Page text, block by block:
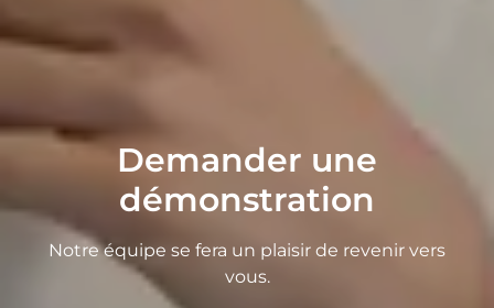
Demander une
démonstration
Notre équipe se fera un plaisir de revenir vers
vous.